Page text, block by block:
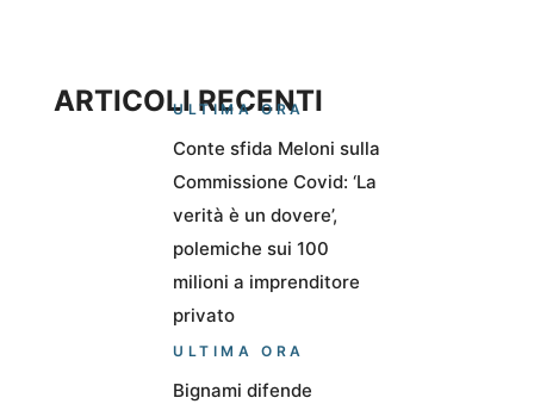
ARTICOLI RECENTI
ULTIMA ORA
Conte sfida Meloni sulla
Commissione Covid: ‘La
verità è un dovere’,
polemiche sui 100
milioni a imprenditore
privato
ULTIMA ORA
Bignami difende